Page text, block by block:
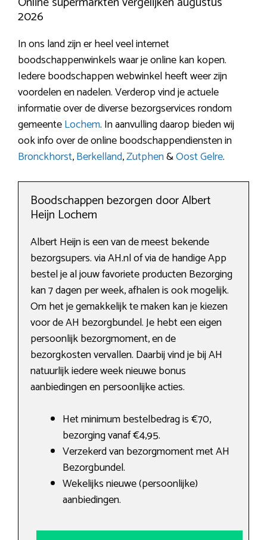
2026
In ons land zijn er heel veel internet
boodschappenwinkels waar je online kan kopen.
Iedere boodschappen webwinkel heeft weer zijn
voordelen en nadelen. Verderop vind je actuele
informatie over de diverse bezorgservices rondom
gemeenteLochem. In aanvulling daarop bieden wij
ook info over de online boodschappendiensten in
Bronckhorst,Berkelland,Zutphen&Oost Gelre.
Boodschappen bezorgen door Albert
Heijn Lochem
Albert Heijn is een van de meest bekende
bezorgsupers. via AH.nl of via de handige App
bestel je al jouw favoriete producten Bezorging
kan 7 dagen per week, afhalen is ook mogelijk.
Om het je gemakkelijk te maken kan je kiezen
voor de AH bezorgbundel. Je hebt een eigen
persoonlijk bezorgmoment, en de
bezorgkosten vervallen. Daarbij vind je bij AH
natuurlijk iedere week nieuwe bonus
aanbiedingen en persoonlijke acties.
Het minimum bestelbedrag is €70,
bezorging vanaf €4,95.
Verzekerd van bezorgmoment met AH
Bezorgbundel.
Wekelijks nieuwe (persoonlijke)
aanbiedingen.